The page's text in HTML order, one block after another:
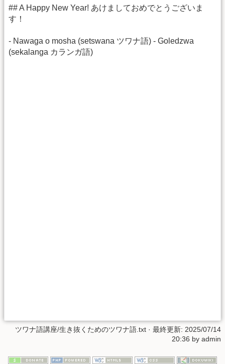
## A Happy New Year! あけましておめでとうございま
す！
- Nawaga o mosha (setswana ツワナ語) - Goledzwa
(sekalanga カランガ語)
ツワナ語講座/生き抜くためのツワナ語.txt · 最終更新: 2025/07/14
20:36 by admin